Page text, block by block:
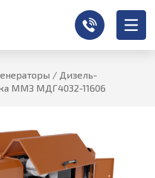
/ Дизель-
ММЗ МДГ4032-11606